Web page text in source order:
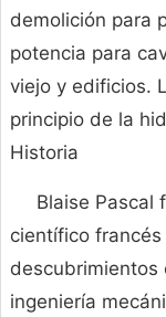
demolición para
potencia para
viejo y edificios.
principio de la
Historia
Blaise Pascal
científico
descubrimientos
ingeniería